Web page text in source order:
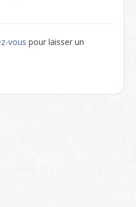
vous pour laisser un